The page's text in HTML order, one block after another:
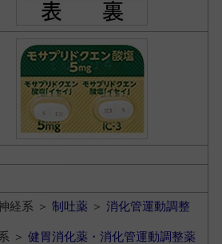
経系 ＞制吐薬 ＞消化管運動調整
＞健胃消化薬・消化管運動調整薬